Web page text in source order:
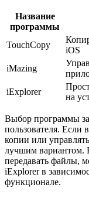
Название
программы
TouchCopy
iOS
iMazing
iExplorer
на
Выбор программы
пользователя. Если
копии или
лучшим вариантом.
передавать файлы,
iExplorer в
функционале.